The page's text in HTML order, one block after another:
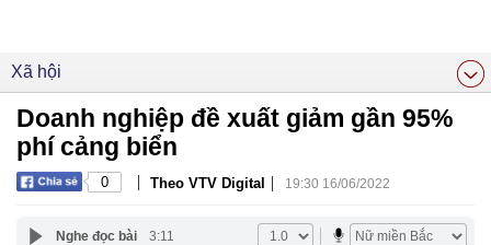
Xã hội
Doanh nghiệp đề xuất giảm gần 95%
phí cảng biển
0 | Theo VTV Digital | 19:30 16/06/2022
Nghe đọc bài 3:11